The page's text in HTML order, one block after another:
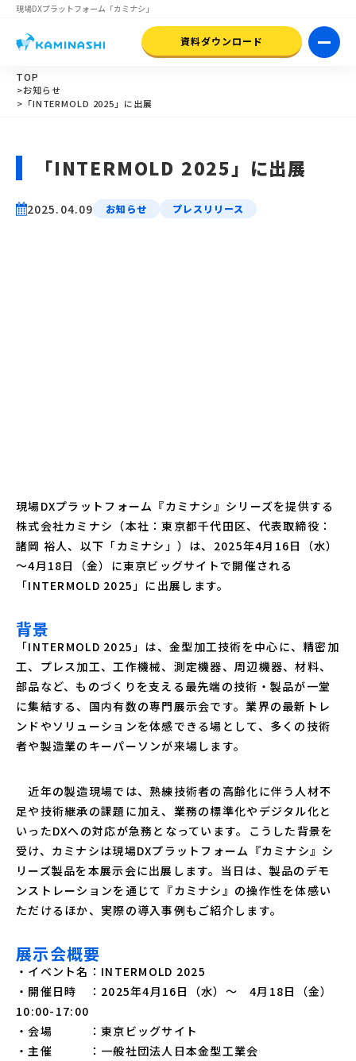
現場DXプラットフォーム 「カミナシ」
資料ダウンロード
TOP
>お知らせ
>「INTERMOLD 2025」に出展
「INTERMOLD 2025」に出展
2025.04.09 お知らせ プレスリリース
現場DXプラットフォーム『カミナシ』シリーズを提供する
株式会社カミナシ（本社：東京都千代田区、代表取締役：
諸岡 裕人、以下「カミナシ」）は、2025年4月16日（水）
～4月18日（金）に東京ビッグサイトで開催される
「INTERMOLD 2025」に出展します。
背景
「INTERMOLD 2025」は、金型加工技術を中心に、精密加
工、プレス加工、工作機械、測定機器、周辺機器、材料、
部品など、ものづくりを支える最先端の技術・製品が一堂
に集結する、国内有数の専門展示会です。業界の最新トレ
ンドやソリューションを体感できる場として、多くの技術
者や製造業のキーパーソンが来場します。
近年の製造現場では、熟練技術者の高齢化に伴う人材不
足や技術継承の課題に加え、業務の標準化やデジタル化と
いったDXへの対応が急務となっています。こうした背景を
受け、カミナシは現場DXプラットフォーム『カミナシ』シ
リーズ製品を本展示会に出展します。当日は、製品のデモ
ンストレーションを通じて『カミナシ』の操作性を体感い
ただけるほか、実際の導入事例もご紹介します。
展示会概要
・イベント名：INTERMOLD 2025
・開催日時 ：2025年4月16日（水）～ 4月18日（金）
10:00-17:00
・会場 ：東京ビッグサイト
・主催 ：一般社団法人日本金型工業会